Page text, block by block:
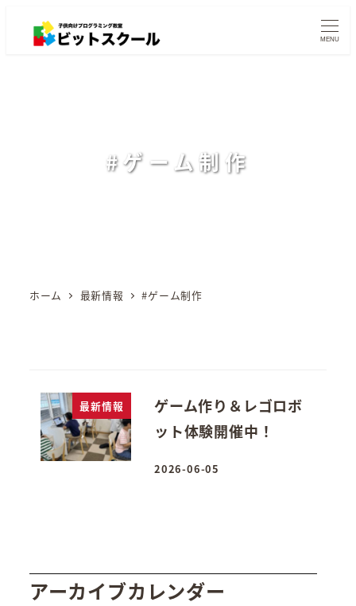
MENU
#ゲーム制作
ホーム 最新情報 #ゲーム制作
最新情報
ゲーム作り＆レゴロボ
ット体験開催中！
投稿日
2026-06-05
アーカイブカレンダー